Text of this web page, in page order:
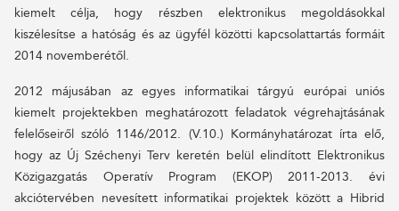
kiemelt célja, hogy részben elektronikus megoldásokkal
kiszélesítse a hatóság és az ügyfél közötti kapcsolattartás formáit
2014 novemberétől.
2012 májusában az egyes informatikai tárgyú európai uniós
kiemelt projektekben meghatározott feladatok végrehajtásának
felelőseiről szóló 1146/2012. (V.10.) Kormányhatározat írta elő,
hogy az Új Széchenyi Terv keretén belül elindított Elektronikus
Közigazgatás Operatív Program (EKOP) 2011-2013. évi
akciótervében nevesített informatikai projektek között a Hibrid